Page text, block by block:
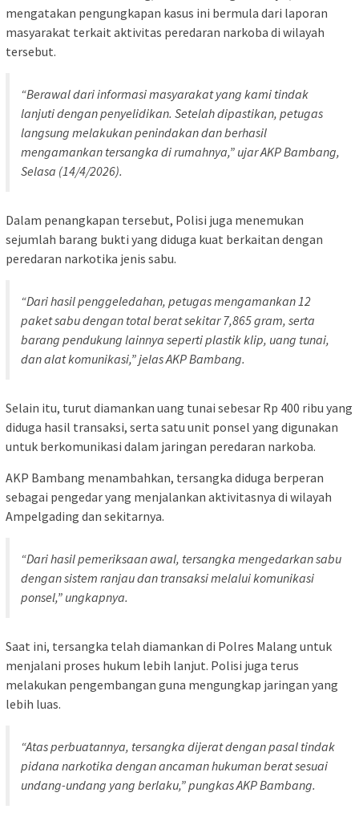
mengatakan pengungkapan kasus ini bermula dari laporan
masyarakat terkait aktivitas peredaran narkoba di wilayah
tersebut.
“Berawal dari informasi masyarakat yang kami tindak
lanjuti dengan penyelidikan. Setelah dipastikan, petugas
langsung melakukan penindakan dan berhasil
mengamankan tersangka di rumahnya,” ujar AKP Bambang,
Selasa (14/4/2026).
Dalam penangkapan tersebut, Polisi juga menemukan
sejumlah barang bukti yang diduga kuat berkaitan dengan
peredaran narkotika jenis sabu.
“Dari hasil penggeledahan, petugas mengamankan 12
paket sabu dengan total berat sekitar 7,865 gram, serta
barang pendukung lainnya seperti plastik klip, uang tunai,
dan alat komunikasi,” jelas AKP Bambang.
Selain itu, turut diamankan uang tunai sebesar Rp 400 ribu yang
diduga hasil transaksi, serta satu unit ponsel yang digunakan
untuk berkomunikasi dalam jaringan peredaran narkoba.
AKP Bambang menambahkan, tersangka diduga berperan
sebagai pengedar yang menjalankan aktivitasnya di wilayah
Ampelgading dan sekitarnya.
“Dari hasil pemeriksaan awal, tersangka mengedarkan sabu
dengan sistem ranjau dan transaksi melalui komunikasi
ponsel,” ungkapnya.
Saat ini, tersangka telah diamankan di Polres Malang untuk
menjalani proses hukum lebih lanjut. Polisi juga terus
melakukan pengembangan guna mengungkap jaringan yang
lebih luas.
“Atas perbuatannya, tersangka dijerat dengan pasal tindak
pidana narkotika dengan ancaman hukuman berat sesuai
undang-undang yang berlaku,” pungkas AKP Bambang.